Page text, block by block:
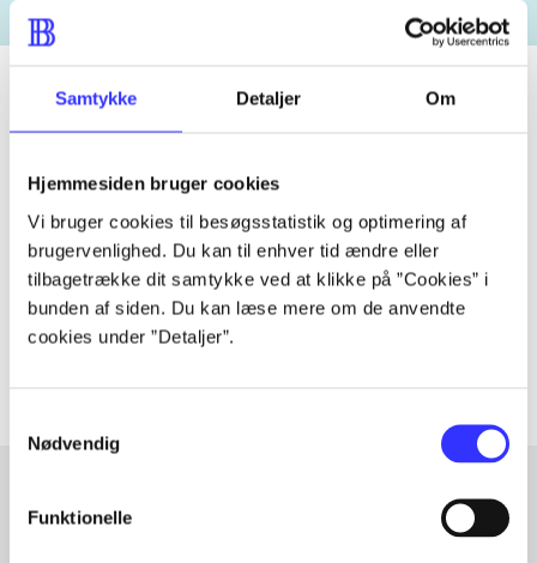
Samtykke Detaljer Om
Hjemmesiden bruger cookies
Vi bruger cookies til besøgsstatistik og optimering af
brugervenlighed. Du kan til enhver tid ændre eller
tilbagetrække dit samtykke ved at klikke på ”Cookies” i
bunden af siden. Du kan læse mere om de anvendte
cookies under ”Detaljer”.
Nødvendig
Funktionelle
Artiklen er en del af
lorem ipsum dolor sit amet ...
Artiklerne i handler ofte om